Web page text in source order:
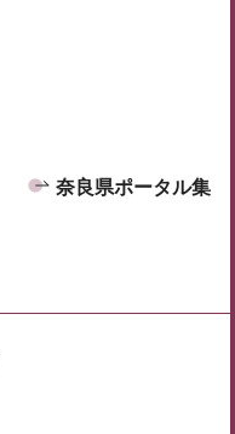
奈良県ポータル集